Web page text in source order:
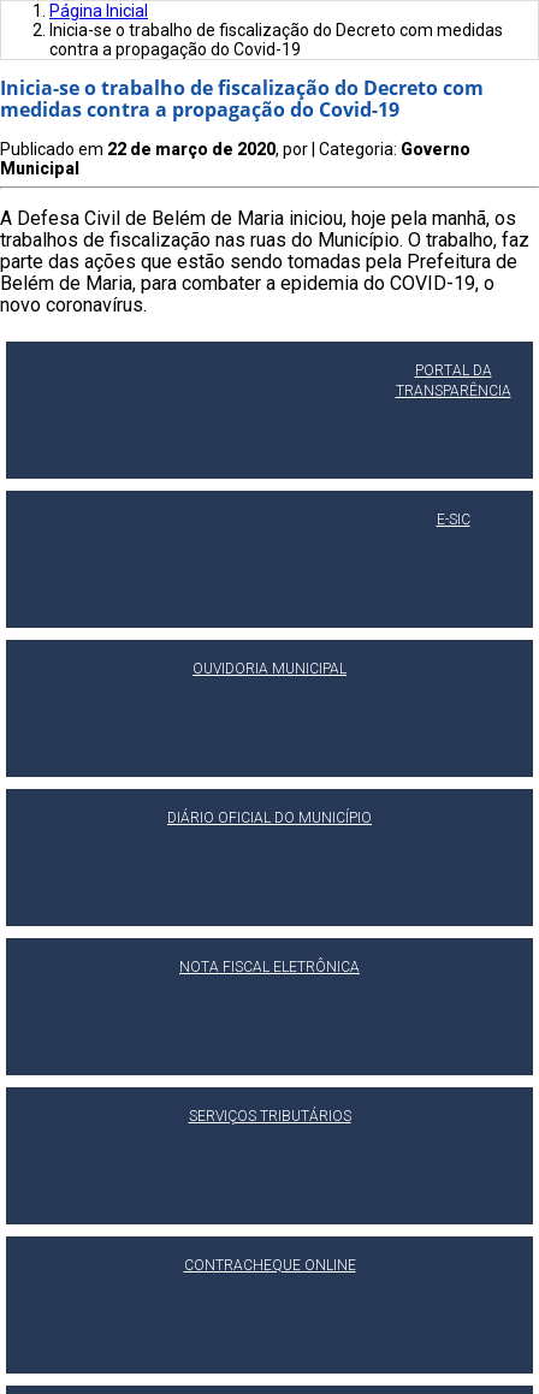
Página Inicial
Inicia-se o trabalho de fiscalização do Decreto com medidas
contra a propagação do Covid-19
Inicia-se o trabalho de fiscalização do Decreto com
medidas contra a propagação do Covid-19
Publicado em 22 de março de 2020, por | Categoria: Governo
Municipal
A Defesa Civil de Belém de Maria iniciou, hoje pela manhã, os
trabalhos de fiscalização nas ruas do Município. O trabalho, faz
parte das ações que estão sendo tomadas pela Prefeitura de
Belém de Maria, para combater a epidemia do COVID-19, o
novo coronavírus.
PORTAL DA
TRANSPARÊNCIA
E-SIC
OUVIDORIA MUNICIPAL
DIÁRIO OFICIAL DO MUNICÍPIO
NOTA FISCAL ELETRÔNICA
SERVIÇOS TRIBUTÁRIOS
CONTRACHEQUE ONLINE